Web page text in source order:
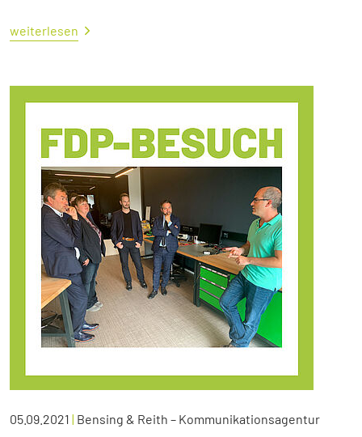
weiterlesen
05.09.2021 | Bensing & Reith – Kommunikationsagentur